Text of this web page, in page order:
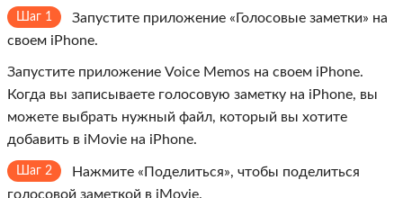
Шаг 1
Запустите приложение «Голосовые заметки» на
своем iPhone.
Запустите приложение Voice Memos на своем iPhone.
Когда вы записываете голосовую заметку на iPhone, вы
можете выбрать нужный файл, который вы хотите
добавить в iMovie на iPhone.
Шаг 2
Нажмите «Поделиться», чтобы поделиться
голосовой заметкой в ​​iMovie.